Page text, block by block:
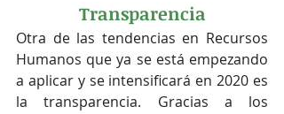
Transparencia
Otra de las tendencias en Recursos
Humanos que ya se está empezando
a aplicar y se intensificará en 2020 es
la transparencia. Gracias a los